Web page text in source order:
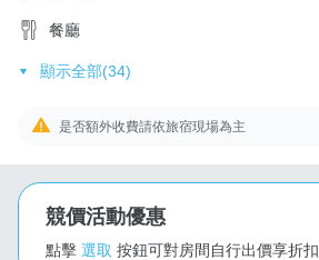
餐廳
顯示全部(34)
是否額外收費請依旅宿現場為主
競價活動優惠
點擊 選取 按鈕可對房間自行出價享折扣